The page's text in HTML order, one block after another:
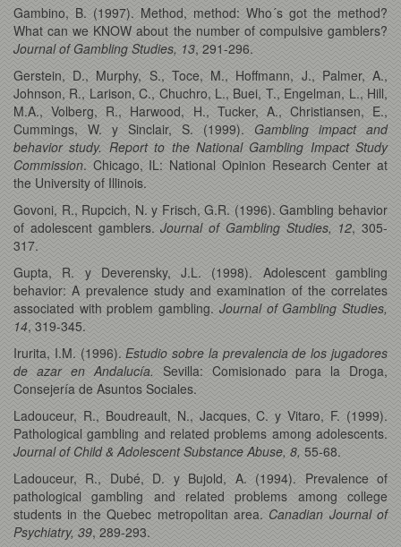
Gambino, B. (1997). Method, method: Who´s got the method?
What can we KNOW about the number of compulsive gamblers?
Journal of Gambling Studies, 13, 291-296.
Gerstein, D., Murphy, S., Toce, M., Hoffmann, J., Palmer, A.,
Johnson, R., Larison, C., Chuchro, L., Buei, T., Engelman, L., Hill,
M.A., Volberg, R., Harwood, H., Tucker, A., Christiansen, E.,
Cummings, W. y Sinclair, S. (1999). Gambling impact and
behavior study. Report to the National Gambling Impact Study
Commission. Chicago, IL: National Opinion Research Center at
the University of Illinois.
Govoni, R., Rupcich, N. y Frisch, G.R. (1996). Gambling behavior
of adolescent gamblers.Journal of Gambling Studies, 12, 305-
317.
Gupta, R. y Deverensky, J.L. (1998). Adolescent gambling
behavior: A prevalence study and examination of the correlates
associated with problem gambling. Journal of Gambling Studies,
14, 319-345.
Irurita, I.M. (1996). Estudio sobre la prevalencia de los jugadores
de azar en Andalucía. Sevilla: Comisionado para la Droga,
Consejería de Asuntos Sociales.
Ladouceur, R., Boudreault, N., Jacques, C. y Vitaro, F. (1999).
Pathological gambling and related problems among adolescents.
Journal of Child & Adolescent Substance Abuse, 8, 55-68.
Ladouceur, R., Dubé, D. y Bujold, A. (1994). Prevalence of
pathological gambling and related problems among college
students in the Quebec metropolitan area.Canadian Journal of
Psychiatry, 39, 289-293.